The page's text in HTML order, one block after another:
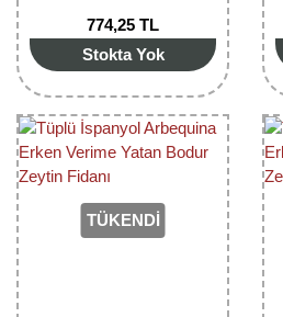
774,25 TL
Stokta Yok
TÜKENDİ